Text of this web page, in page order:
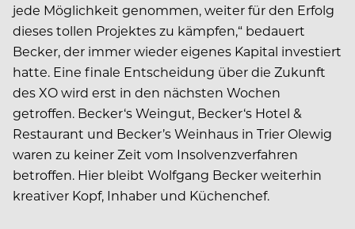
jede Möglichkeit genommen, weiter für den Erfolg
dieses tollen Projektes zu kämpfen,“ bedauert
Becker, der immer wieder eigenes Kapital investiert
hatte. Eine finale Entscheidung über die Zukunft
des XO wird erst in den nächsten Wochen
getroffen. Becker‘s Weingut, Becker‘s Hotel &
Restaurant und Becker’s Weinhaus in Trier Olewig
waren zu keiner Zeit vom Insolvenzverfahren
betroffen. Hier bleibt Wolfgang Becker weiterhin
kreativer Kopf, Inhaber und Küchenchef.